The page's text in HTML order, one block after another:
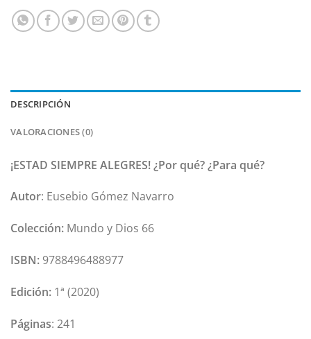
DESCRIPCIÓN
VALORACIONES (0)
¡ESTAD SIEMPRE ALEGRES! ¿Por qué? ¿Para qué?
Autor: Eusebio Gómez Navarro
Colección: Mundo y Dios 66
ISBN: 9788496488977
Edición: 1ª (2020)
Páginas: 241